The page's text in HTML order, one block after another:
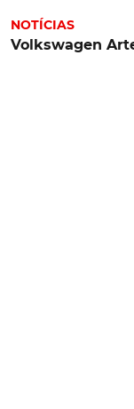
NOTÍCIAS
Volkswagen